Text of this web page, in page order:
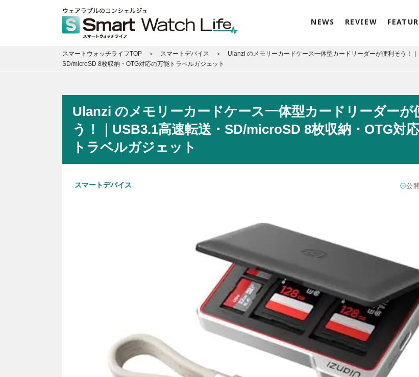
NEWS REVIEW
スマートウォッチライフTOP スマートデバイス
Ulanzi のメモリーカードケース一体型カードリーダーが便利そう！｜
SD/microSD 8枚収納・OTG対応の万能トラベルガジェット
Ulanzi のメモリーカードケース一体型カードリーダーが
う！｜USB3.1高速転送・SD/microSD 8枚収納・OTG対
トラベルガジェット
スマートデバイス 公